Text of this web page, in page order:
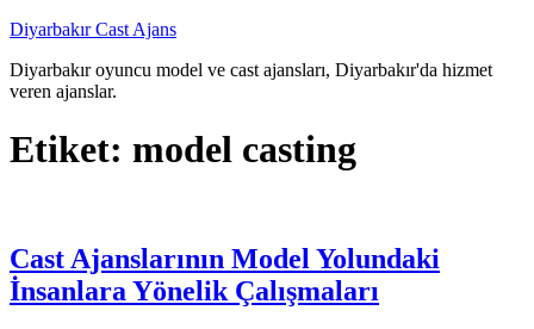
İçeriğe
Diyarbakır Cast Ajans
Diyarbakır oyuncu model ve cast ajansları, Diyarbakır'da hizmet
veren ajanslar.
Etiket: model casting
Cast Ajanslarının Model Yolundaki
İnsanlara Yönelik Çalışmaları